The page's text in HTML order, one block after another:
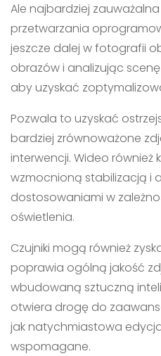
Ale najbardziej
przetwarzania
jeszcze dalej w fotografii
obrazów i analizując
aby uzyskać
Pozwala to uzyskać
bardziej zrównoważone
interwencji. Wideo również
wzmocnioną stabilizacją i
dostosowaniami w
oświetlenia.
Czujniki mogą również
poprawia ogólną jakość
wbudowaną sztuczną
otwiera drogę do
jak natychmiastowa
wspomagane.